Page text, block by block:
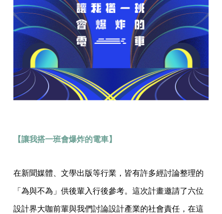
【讓我搭一班會爆炸的電車】
在新聞媒體、文學出版等行業，皆有許多經討論整理的
「為與不為」供後輩入行後參考。這次計畫邀請了六位
設計界大咖前輩與我們討論設計產業的社會責任，在這